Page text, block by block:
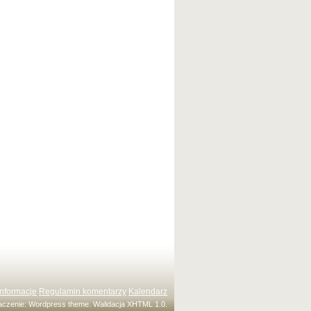
Regulamin komentarzy Kalendarz
Wordpress theme. WalidacjaXHTML 1.0.